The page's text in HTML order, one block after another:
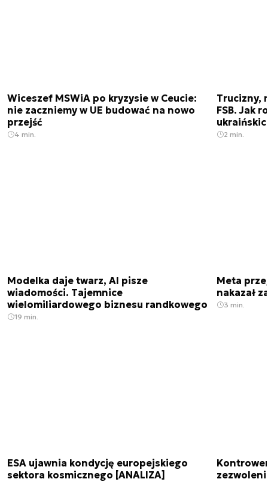
Wiceszef MSWiA po kryzysie w Ceucie:
nie zaczniemy w UE budować na nowo
przejść
4 min.
Trucizny,
FSB. Jak
2 min.
Modelka daje twarz, AI pisze
wiadomości. Tajemnice
wielomiliardowego biznesu randkowego
19 min.
Meta
nakazał
3 min.
ESA ujawnia kondycję europejskiego
sektora kosmicznego [ANALIZA]